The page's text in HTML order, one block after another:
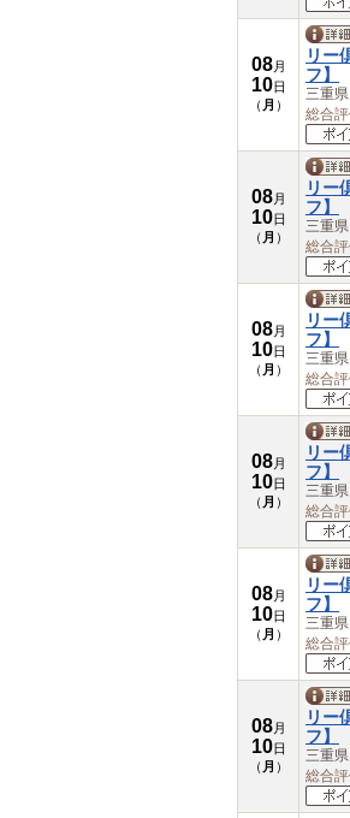
08月
10日
（ 月 ）
リー
フ】
三重
総合
08月
10日
（ 月 ）
リー
フ】
三重
総合
08月
10日
（ 月 ）
リー
フ】
三重
総合
08月
10日
（ 月 ）
リー
フ】
三重
総合
08月
10日
（ 月 ）
リー
フ】
三重
総合
08月
10日
（ 月 ）
リー
フ】
三重
総合